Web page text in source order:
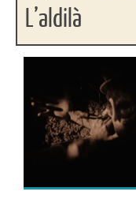
L’aldilà